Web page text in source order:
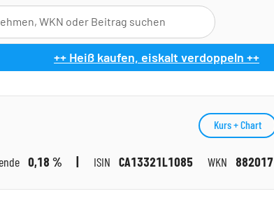
++ Heiß kaufen, eiskalt verdoppeln ++
0,18 % ISIN CA13321L1085 WKN 882017
Kurs + Chart